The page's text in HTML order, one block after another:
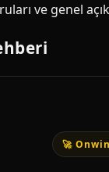
ve genel
🚀